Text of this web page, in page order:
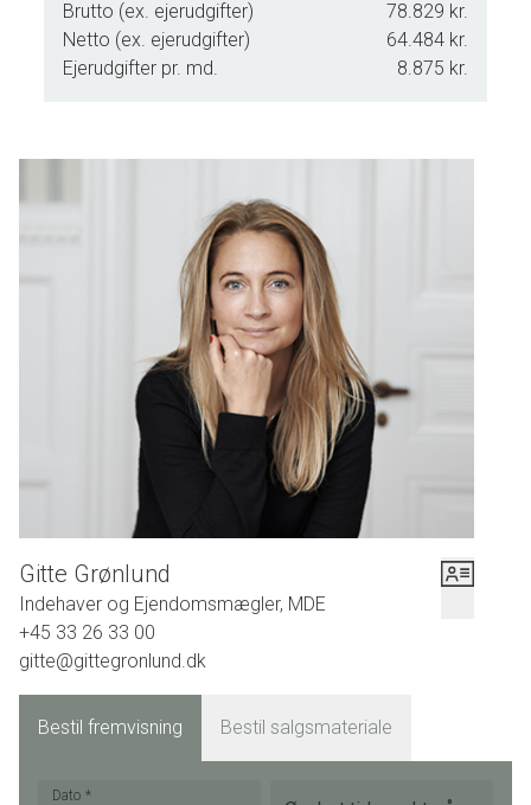
Ejendommen er helt særlig - både placering, udsigt og
indretning. Det er en del af Københavns mest levende
Brutto (ex. ejerudgifter)
78.829 kr.
Netto (ex. ejerudgifter)
64.484 kr.
Ejerudgifter pr. md.
8.875 kr.
Gitte Grønlund
Indehaver og Ejendomsmægler, MDE
+45 33 26 33 00
gitte@gittegronlund.dk
Bestil fremvisning Bestil salgsmateriale
Dato *